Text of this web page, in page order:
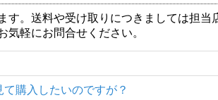
す。送料や受け取りにつきましては担
気軽にお問合せください。
て購入したいのですが？